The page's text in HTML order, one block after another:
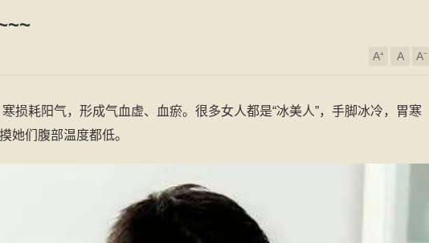
A⁺ A A⁻
损耗阳气，形成气血虚、血瘀。很多女人都是“冰美人”，手脚冰冷，胃寒
她们腹部温度都低。